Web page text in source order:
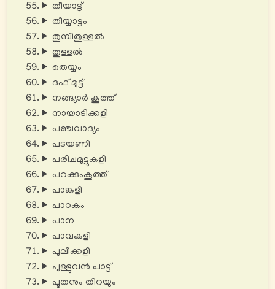
തീയാട്ട്
തീയ്യാട്ടം
തുമ്പിതുള്ളൽ
തുള്ളൽ
തെയ്യം
ദഫ് മുട്ട്
നങ്ങ്യാർ കൂത്ത്
നായാടിക്കളി
പഞ്ചവാദ്യം
പടയണി
പരിചമുട്ടുകളി
പറക്കുംകൂത്ത്
പാങ്കളി
പാഠകം
പാന
പാവകളി
പുലിക്കളി
പുള്ളുവൻ പാട്ട്
പൂതനും തിറയും